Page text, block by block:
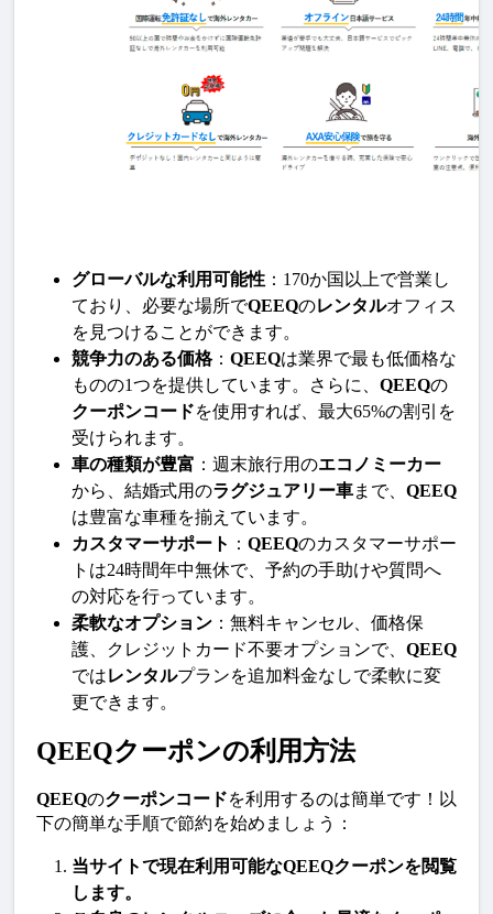
グローバルな利用可能性 ：170か国以上で営業し
ており、必要な場所でQEEQのレンタルオフィス
を見つけることができます。
競争力のある価格： QEEQは業界で最も低価格な
ものの1つを提供しています。さらに、 QEEQの
クーポンコードを使用すれば、最大65%の割引を
受けられます。
車の種類が豊富 ：週末旅行用のエコノミーカー
から、結婚式用のラグジュアリー車まで、 QEEQ
は豊富な車種を揃えています。
カスタマーサポート ： QEEQのカスタマーサポー
トは24時間年中無休で、予約の手助けや質問へ
の対応を行っています。
柔軟なオプション ：無料キャンセル、価格保
護、クレジットカード不要オプションで、 QEEQ
ではレンタルプランを追加料金なしで柔軟に変
更できます。
QEEQクーポンの利用方法
QEEQのクーポンコードを利用するのは簡単です！以
下の簡単な手順で節約を始めましょう：
当サイトで現在利用可能なQEEQクーポンを閲覧
します。